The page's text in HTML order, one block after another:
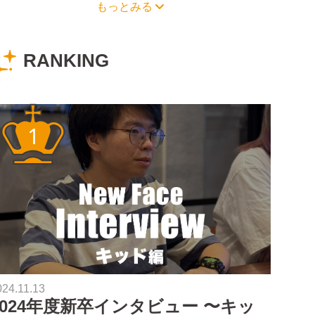
もっとみる
RANKING
年度新卒インタビュー 〜キッ